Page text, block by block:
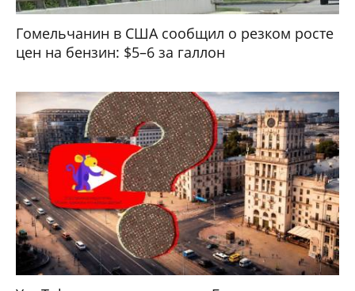
Гомельчанин в США сообщил о резком росте
цен на бензин: $5–6 за галлон